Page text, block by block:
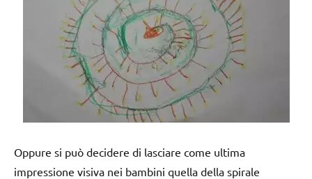
Oppure si può decidere di lasciare come ultima
impressione visiva nei bambini quella della spirale